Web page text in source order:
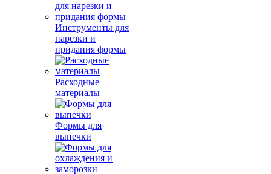
Инструменты для
нарезки и
придания формы
Расходные
материалы
Формы для
выпечки